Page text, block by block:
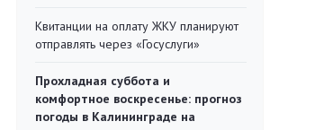
Квитанции на оплату ЖКУ планируют
отправлять через «Госуслуги»
Прохладная суббота и
комфортное воскресенье: прогноз
погоды в Калининграде на